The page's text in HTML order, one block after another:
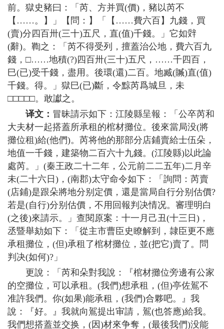
前。獄史豬曰：「芮、方并買(價)，豬以芮不
【……。】」【問：】「【……費六百】九錢，買
(賣)分四百卅(三十)五尺，直(值)千錢。」它如辤
(辭)。鞫之：「芮不得受列，擅蓋治公地，費六百九
錢，□……地積(?)四百卅(三十)五尺，……千四百，
巳(已)受千錢，盡用。後環(還)二百。地臧(贓)直(值)
千錢。得。」獄巳(已)斷，令黥芮爲城旦，未
□□□□□。敢讞之。
译文： 冒昧請示如下：江陵縣呈報：「公卒芮和
大夫材一起搭蓋所承租的棺材攤位。後來當局没(將
攤位租)給(他們)。芮将他的那部分店鋪賣給士伍朵，
地值一千錢，建築物二百六十九錢。(江陵縣)以此論
處芮。」(秦王政二十二年，公元前二二五年)二月辛
未(二十六日)，(南郡)太守命令如下：「詢問：芮賣
(店鋪)是跟朵將地分别定價，還是當局自行分别估價?
若是(自行)分别估價，不用回報判决情况。審理明白
(之後)來請示。」查閱原案：十一月己丑(十三日)，
丞暨舉劾如下：「從主市曹臣史瞭解到，隷臣更不應
承租攤位，(但)承租了棺材攤位，並(把它)賣了。問
判决(如何)?」
更說：「芮和朵對我說：『棺材攤位旁邊有公家
的空攤位，可以承租。(我們)想承租，(但)亭佐鴐不
准許我們。你(如果)能承租，(我們)合夥吧。』我
說：『好。』我就向鴐提出审請，鴐(也答應)給我。
我們想搭蓋並交换，(因)材來争奪，(最後我們)没能